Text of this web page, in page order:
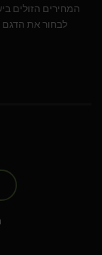
המחירים הזולים
לבחור את הדגם